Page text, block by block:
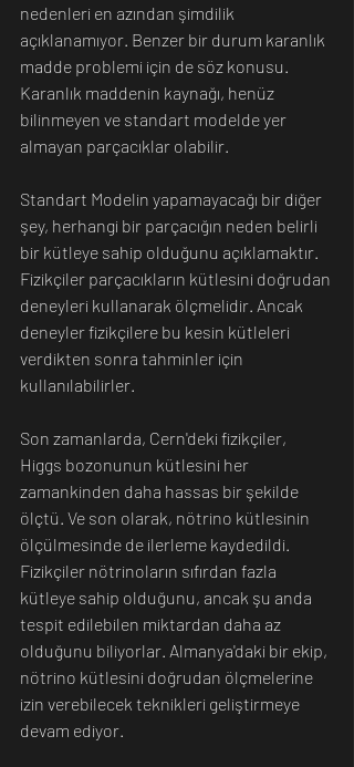
nedenleri en azından şimdilik
açıklanamıyor. Benzer bir durum karanlık
madde problemi için de söz konusu.
Karanlık maddenin kaynağı, henüz
bilinmeyen ve standart modelde yer
almayan parçacıklar olabilir.
Standart Modelin yapamayacağı bir diğer
şey, herhangi bir parçacığın neden belirli
bir kütleye sahip olduğunu açıklamaktır.
Fizikçiler parçacıkların kütlesini doğrudan
deneyleri kullanarak ölçmelidir. Ancak
deneyler fizikçilere bu kesin kütleleri
verdikten sonra tahminler için
kullanılabilirler.
Son zamanlarda, Cern'deki fizikçiler,
Higgs bozonunun kütlesini her
zamankinden daha hassas bir şekilde
ölçtü. Ve son olarak, nötrino kütlesinin
ölçülmesinde de ilerleme kaydedildi.
Fizikçiler nötrinoların sıfırdan fazla
kütleye sahip olduğunu, ancak şu anda
tespit edilebilen miktardan daha az
olduğunu biliyorlar. Almanya'daki bir ekip,
nötrino kütlesini doğrudan ölçmelerine
izin verebilecek teknikleri geliştirmeye
devam ediyor.